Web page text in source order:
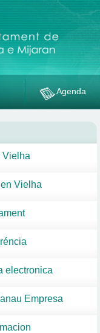
Agenda
Vielha
Vielha
electronica
Empresa